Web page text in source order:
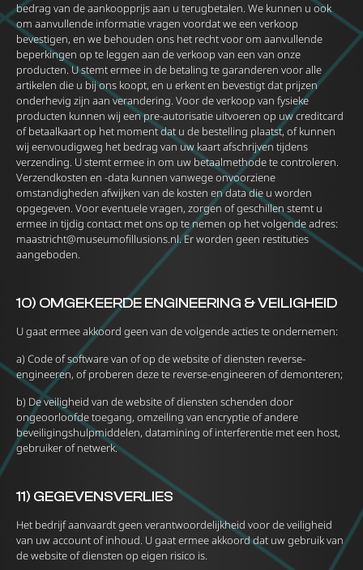
bedrag van de aankoopprijs aan u terugbetalen. We kunnen u ook
om aanvullende informatie vragen voordat we een verkoop
bevestigen, en we behouden ons het recht voor om aanvullende
beperkingen op te leggen aan de verkoop van een van onze
producten. U stemt ermee in de betaling te garanderen voor alle
artikelen die u bij ons koopt, en u erkent en bevestigt dat prijzen
onderhevig zijn aan verandering. Voor de verkoop van fysieke
producten kunnen wij een pre-autorisatie uitvoeren op uw creditcard
of betaalkaart op het moment dat u de bestelling plaatst, of kunnen
wij eenvoudigweg het bedrag van uw kaart afschrijven tijdens
verzending. U stemt ermee in om uw betaalmethode te controleren.
Verzendkosten en -data kunnen vanwege onvoorziene
omstandigheden afwijken van de kosten en data die u worden
opgegeven. Voor eventuele vragen, zorgen of geschillen stemt u
ermee in tijdig contact met ons op te nemen op het volgende adres:
maastricht@museumofillusions.nl. Er worden geen restituties
aangeboden.
10) OMGEKEERDE ENGINEERING & VEILIGHEID
U gaat ermee akkoord geen van de volgende acties te ondernemen:
a) Code of software van of op de website of diensten reverse-
engineeren, of proberen deze te reverse-engineeren of demonteren;
b) De veiligheid van de website of diensten schenden door
ongeoorloofde toegang, omzeiling van encryptie of andere
beveiligingshulpmiddelen, datamining of interferentie met een host,
gebruiker of netwerk.
11) GEGEVENSVERLIES
Het bedrijf aanvaardt geen verantwoordelijkheid voor de veiligheid
van uw account of inhoud. U gaat ermee akkoord dat uw gebruik van
de website of diensten op eigen risico is.